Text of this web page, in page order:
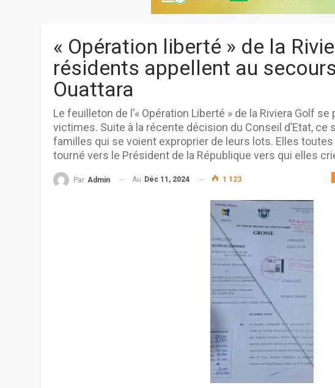
« Opération liberté » de la
résidents appellent au
Ouattara
Le feuilleton de l’« Opération Liberté » de la Riviera Golf
victimes. Suite à la récente décision du Conseil d’Etat, ce
familles qui se voient exproprier de leurs lots. Elles
tourné vers le Président de la République vers qui elles
Par Admin Au Déc 11, 2024 1 123